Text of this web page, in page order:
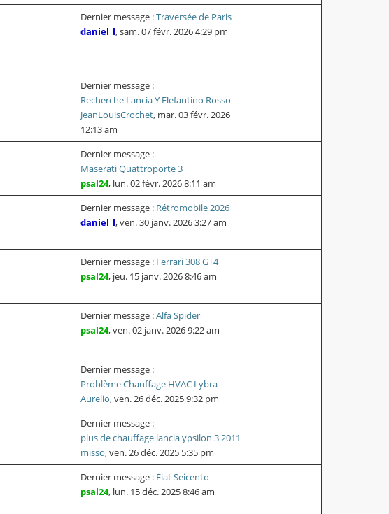
Dernier message :Traversée de Paris
daniel_l,sam. 07 févr. 2026 4:29 pm
Dernier message :
Recherche Lancia Y Elefantino Rosso
JeanLouisCrochet, mar. 03 févr. 2026
12:13 am
Dernier message :
Maserati Quattroporte 3
psal24, lun. 02 févr. 2026 8:11 am
Dernier message : Rétromobile 2026
daniel_l,ven. 30 janv. 2026 3:27 am
Dernier message : Ferrari 308 GT4
psal24, jeu. 15 janv. 2026 8:46 am
Dernier message :Alfa Spider
psal24,ven. 02 janv. 2026 9:22 am
Dernier message :
Problème Chauffage HVAC Lybra
Aurelio,ven. 26 déc. 2025 9:32 pm
Dernier message :
plus de chauffage lancia ypsilon 3 2011
misso,ven. 26 déc. 2025 5:35 pm
Dernier message : Fiat Seicento
psal24, lun. 15 déc. 2025 8:46 am